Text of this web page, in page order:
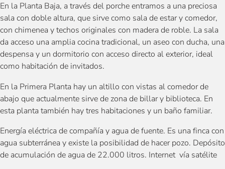
En la Planta Baja, a través del porche entramos a una preciosa
sala con doble altura, que sirve como sala de estar y comedor,
con chimenea y techos originales con madera de roble. La sala
da acceso una amplia cocina tradicional, un aseo con ducha, una
despensa y un dormitorio con acceso directo al exterior, ideal
como habitación de invitados.
En la Primera Planta hay un altillo con vistas al comedor de
abajo que actualmente sirve de zona de billar y biblioteca. En
esta planta también hay tres habitaciones y un baño familiar.
Energía eléctrica de compañía y agua de fuente. Es una finca con
agua subterránea y existe la posibilidad de hacer pozo. Depósito
de acumulación de agua de 22.000 litros. Internet vía satélite